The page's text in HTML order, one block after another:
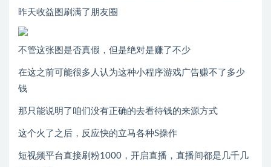
昨天收益图刷满了朋友圈
不管这张图是否真假，但是绝对是赚了不少
在这之前可能很多人认为这种小程序游戏广告赚不了多少
钱
那只能说明了咱们没有正确的去看待钱的来源方式
这个火了之后，反应快的立马各种S操作
短视频平台直接刷粉1000，开启直播，直播间都是几千几